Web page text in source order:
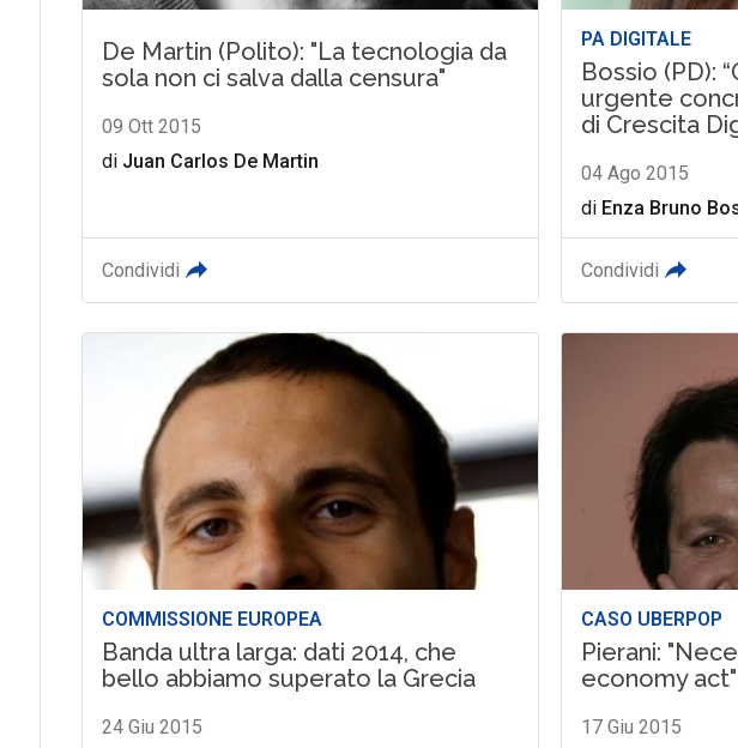
De Martin (Polito): "La tecnologia da
sola non ci salva dalla censura"
09 Ott 2015
di Juan Carlos De Martin
Condividi
PA DIGITALE
Bossio (PD):
urgente
di Crescita
04 Ago 2015
di Enza Bruno
Condividi
COMMISSIONE EUROPEA
Banda ultra larga: dati 2014, che
bello abbiamo superato la Grecia
24 Giu 2015
CASO UBERPOP
Pierani:
economy act"
17 Giu 2015